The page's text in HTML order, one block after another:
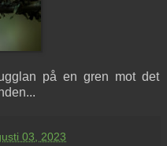
på en gren mot det
03, 2023